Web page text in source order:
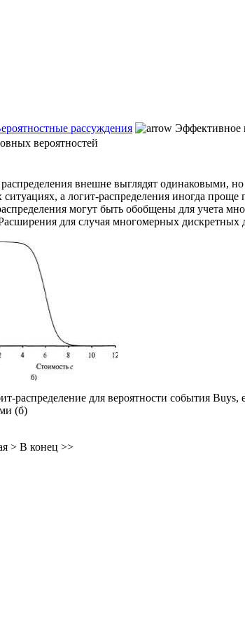
рассуждения
Эффективное
вероятностей
внешне выглядят одинаковыми,
а логит-распределения иногда
могут быть обобщены для учета
для случая многомерных дискретных
для вероятности события Buys,
(б)
> В конец >>